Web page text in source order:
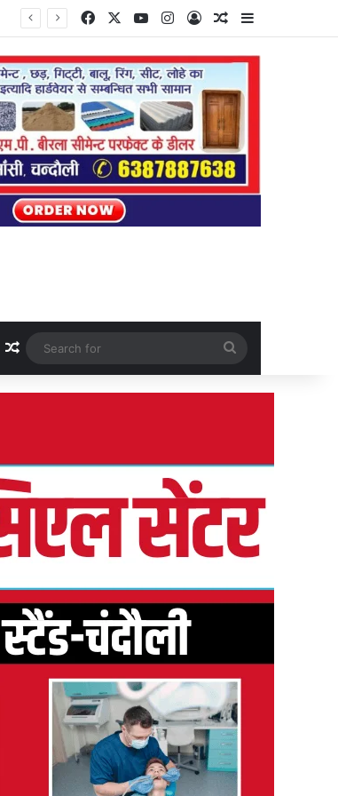
FacebookYouTubeInstagram
Log InRandom Article
Sidebar
Random Article
for